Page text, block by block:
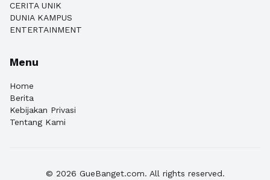
CERITA UNIK
DUNIA KAMPUS
ENTERTAINMENT
Menu
Home
Berita
Kebijakan Privasi
Tentang Kami
© 2026 GueBanget.com. All rights reserved.